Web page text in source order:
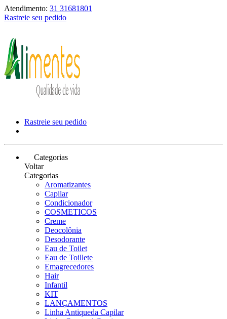
Atendimento: 31 31681801
Rastreie seu pedido
Rastreie seu pedido
Categorias
Voltar
Categorias
Aromatizantes
Capilar
Condicionador
COSMETICOS
Creme
Deocolônia
Desodorante
Eau de Toilet
Eau de Toillete
Emagrecedores
Hair
Infantil
KIT
LANÇAMENTOS
Linha Antiqueda Capilar